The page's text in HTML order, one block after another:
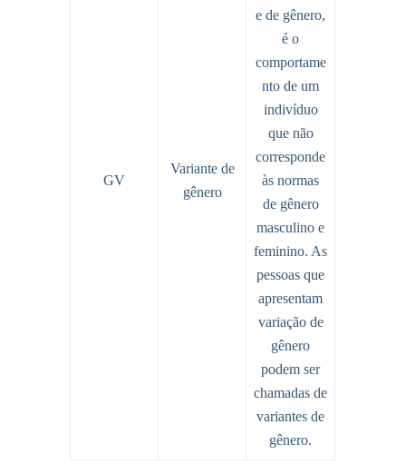
GV
Variante de
gênero
e de gênero,
é o
comportame
nto de um
indivíduo
que não
corresponde
às normas
de gênero
masculino e
feminino. As
pessoas que
apresentam
variação de
gênero
podem ser
chamadas de
variantes de
gênero.